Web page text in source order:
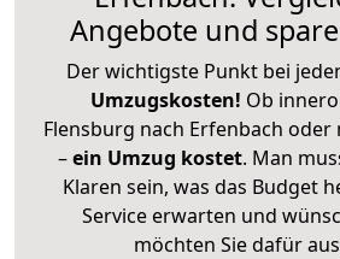
Angebote und
Der wichtigste Punkt bei
Umzugskosten! Ob
Flensburg nach Erfenbach
–ein Umzug kostet. Man
Klaren sein, was das Budget
Service erwarten und
möchten Sie dafür